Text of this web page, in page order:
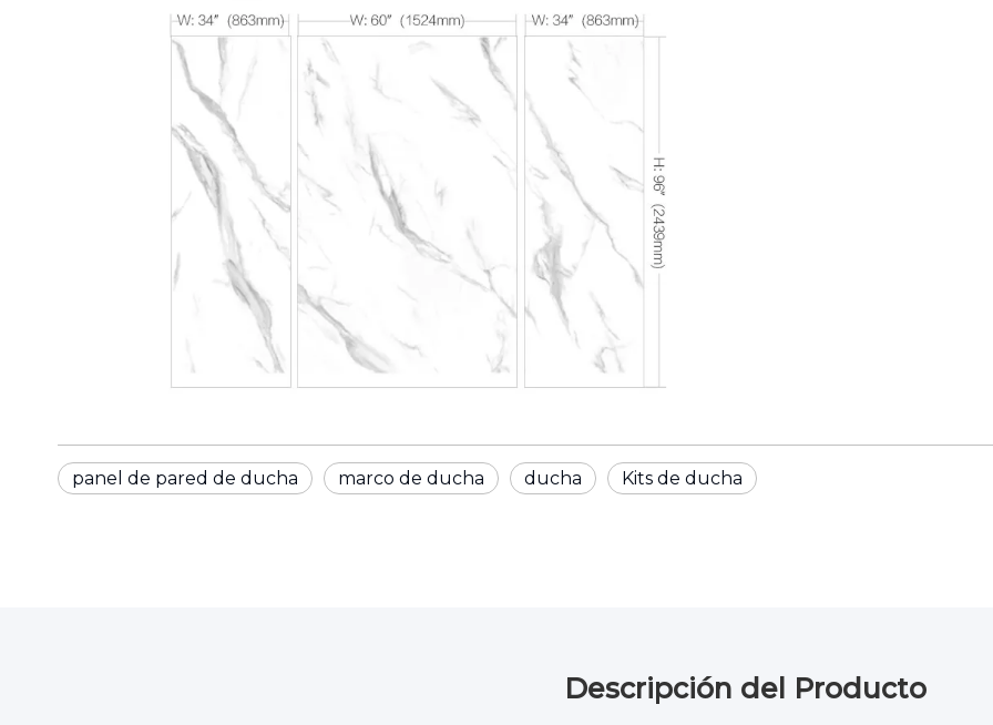
panel de pared de ducha marco de ducha ducha Kits de ducha
Descripción del Producto